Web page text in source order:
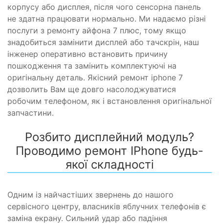
корпусу або дисплея, після чого сенсорна панель
не здатна працювати нормально. Ми надаємо різні
послуги з ремонту айфона 7 плюс, тому якщо
знадобиться замінити дисплей або тачскрін, наш
інженер оперативно встановить причину
пошкодження та замінить комплектуючі на
оригінальну деталь. Якісний ремонт iphone 7
дозволить Вам ще довго насолоджуватися
робочим телефоном, як і встановлення оригінальної
запчастини.
Розбито дисплейний модуль?
Проводимо ремонт IPhone будь-
якої складності
Одним із найчастіших звернень до нашого
сервісного центру, власників яблучних телефонів є
заміна екрану. Сильний удар або падіння